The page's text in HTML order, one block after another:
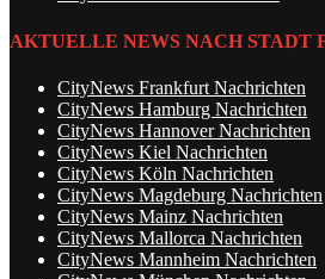
AKTUELLE NEWS NACH STADT
CityNews Frankfurt Nachrichten
CityNews Hamburg Nachrichten
CityNews Hannover Nachrichten
CityNews Kiel Nachrichten
CityNews Köln Nachrichten
CityNews Magdeburg Nachrichten
CityNews Mainz Nachrichten
CityNews Mallorca Nachrichten
CityNews Mannheim Nachrichten